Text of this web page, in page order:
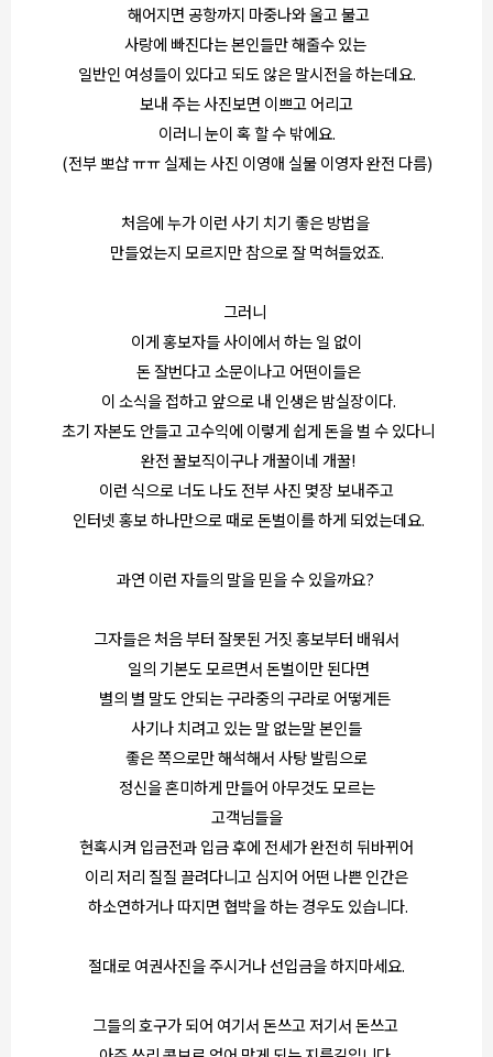
해어지면 공항까지 마중나와 울고 불고
사랑에 빠진다는 본인들만 해줄수 있는
일반인 여성들이 있다고 되도 않은 말시전을 하는데요.
보내 주는 사진보면 이쁘고 어리고
이러니 눈이 혹 할 수 밖에요.
(전부 뽀샵 ㅠㅠ 실제는 사진 이영애 실물 이영자 완전 다름)
처음에 누가 이런 사기 치기 좋은 방법을
만들었는지 모르지만 참으로 잘 먹혀들었죠.
그러니
이게 홍보자들 사이에서 하는 일 없이
돈 잘번다고 소문이나고 어떤이들은
이 소식을 접하고 앞으로 내 인생은 밤실장이다.
초기 자본도 안들고 고수익에 이렇게 쉽게 돈을 벌 수 있다니
완전 꿀보직이구나 개꿀이네 개꿀!
이런 식으로 너도 나도 전부 사진 몇장 보내주고
인터넷 홍보 하나만으로 때로 돈벌이를 하게 되었는데요.
과연 이런 자들의 말을 믿을 수 있을까요?
그자들은 처음 부터 잘못된 거짓 홍보부터 배워서
일의 기본도 모르면서 돈벌이만 된다면
별의 별 말도 안되는 구라중의 구라로 어떻게든
사기나 치려고 있는 말 없는말 본인들
좋은 쪽으로만 해석해서 사탕 발림으로
정신을 혼미하게 만들어 아무것도 모르는
고객님들을
현혹시켜 입금전과 입금 후에 전세가 완전히 뒤바뀌어
이리 저리 질질 끌려다니고 심지어 어떤 나쁜 인간은
하소연하거나 따지면 협박을 하는 경우도 있습니다.
절대로 여권사진을 주시거나 선입금을 하지마세요.
그들의 호구가 되어 여기서 돈쓰고 저기서 돈쓰고